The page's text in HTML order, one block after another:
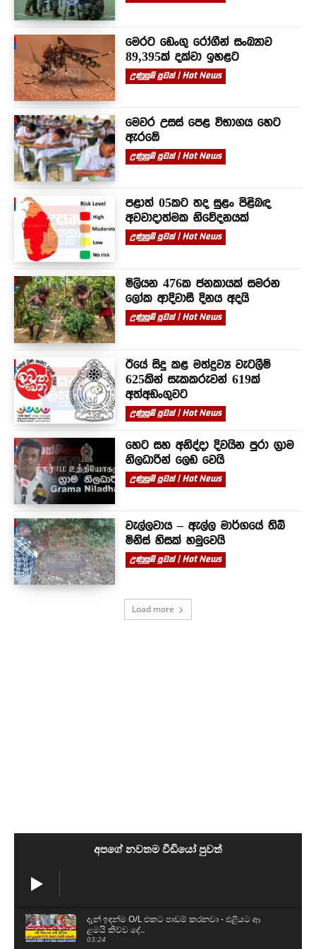
මෙරට ඩෙංගු රෝගීන් සංඛ්‍යාව
89,395ක් දක්වා ඉහළට
උණුසුම් පුවත් | Hot News
මෙවර උසස් පෙළ විභාගය හෙට
ඇරඹේ
උණුසුම් පුවත් | Hot News
පළාත් 05කට තද සුළං පිළිබඳ
අවවාදාත්මක නිවේදනයක්
උණුසුම් පුවත් | Hot News
මිලියන 476ක ජනකායක් සමරන
ලෝක ආදිවාසී දිනය අදයි
උණුසුම් පුවත් | Hot News
ඊයේ සිදු කළ මත්ද්‍රව්‍ය වැටලීම්
625කින් සැකකරුවන් 619ක්
අත්අඩංගුවට
උණුසුම් පුවත් | Hot News
හෙට සහ අනිද්දා දිවයින පුරා ග්‍රාම
නිලධාරින් ලෙඩ වෙයි
උණුසුම් පුවත් | Hot News
වැල්ලවාය – ඇල්ල මාර්ගයේ තිබී
මිනිස් හිසක් හමුවෙයි
උණුසුම් පුවත් | Hot News
Load more
අපගේ නවතම වීඩියෝ පුවත්
දැන් ඉඳන්ම O/L එකට පාඩම් කරනවා - එළියට ආ
ළමයි කිව්ව දේ..
03:24